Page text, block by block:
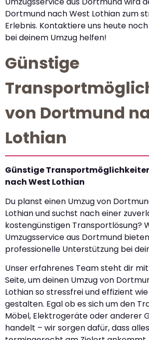
Dortmund nach West Lothian zum
Erlebnis. Kontaktiere uns heute
bei deinem Umzug helfen!
Günstige
von Dortmund
Lothian
Günstige
nach West Lothian
Du planst einen Umzug von
Lothian und suchst nach einer
kostengünstigen Transportlösung?
Umzugsservice aus Dortmund
professionelle Unterstützung bei
Unser erfahrenes Team steht dir
Seite, um deinen Umzug von
Lothian so stressfrei und effizient
gestalten. Egal ob es sich um den
Möbel, Elektrogeräte oder anderer
handelt – wir sorgen dafür, dass